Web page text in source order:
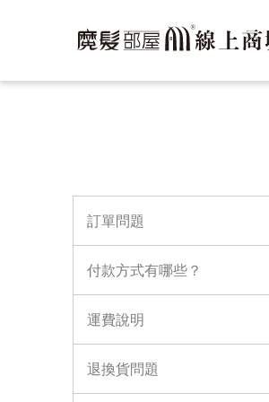
訂單問題
付款方式有哪些？
運費說明
退換貨問題